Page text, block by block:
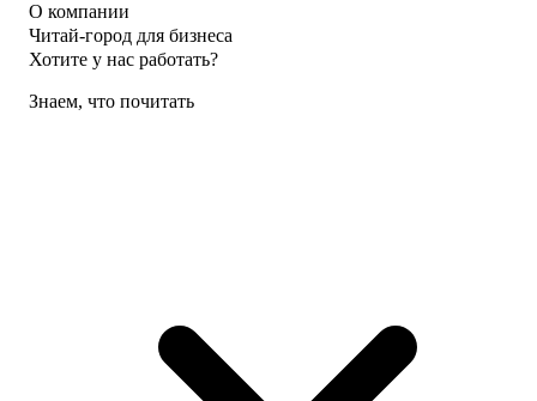
О компании
Читай-город для бизнеса
Хотите у нас работать?
Знаем, что почитать